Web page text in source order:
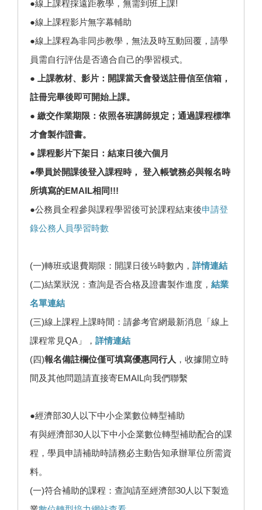
●線上課程採遠距教學，無需到班上課!
●線上課程影片無字幕輔助
●線上課程為非同步教學，無法及時互動回覆，請學
員需自行評估是否適合自己的學習模式。
● 上課教材、影片：開課當天會發送註冊信至信箱，
註冊完畢後即可開始上課。
● 繳交作業期限：依照各班講師規定；通過課程標準
才會製作證書。
● 課程影片下架日：結束日後六個月
●學員於開課後登入課程時， 登入帳號務必與報名時
所填寫的EMAIL相同!!!
●公務員全程參與課程學習後可於課程結束後申請登
錄公務人員學習時數
(一)轉班或退費期限：開課日後⅓時數內， 詳情連結
(二)結業狀況：查詢是否合格及證書製作進度， 結業
名單連結
(三)線上課程上課時間：請參考官網最新消息「線上
課程常見QA」， 詳情連結
(四)報名備註欄位僅可填寫優惠同行人 ，收據開立時
間及其他問題請直接寄EMAIL向我們聯繫
●經濟部30人以下中小企業數位轉型補助
有與經濟部30人以下中小企業數位轉型補助配合的課
程，學員申請補助時請務必主動告知承辦單位所需資
料。
(一)符合補助的課程：查詢請至經濟部30人以下製造